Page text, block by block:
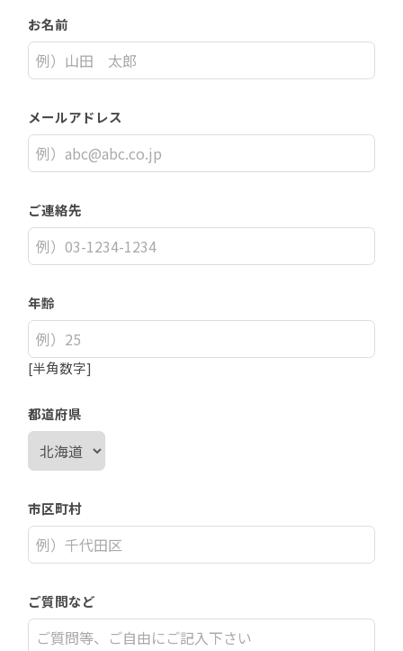
お名前
メールアドレス
ご連絡先
年齢
[半角数字]
都道府県
市区町村
ご質問など